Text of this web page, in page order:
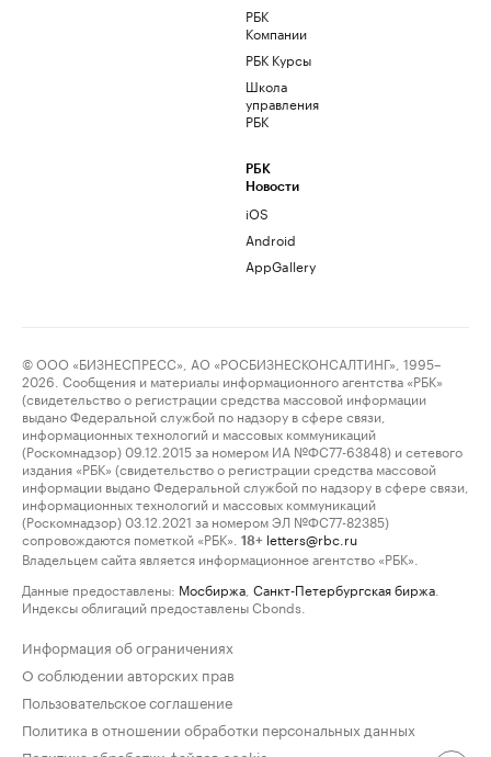
РБК
Компании
РБК Курсы
Школа
управления
РБК
РБК
Новости
iOS
Android
AppGallery
© ООО «БИЗНЕСПРЕСС», АО «РОСБИЗНЕСКОНСАЛТИНГ», 1995–
2026. Сообщения и материалы информационного агентства «РБК»
(свидетельство о регистрации средства массовой информации
выдано Федеральной службой по надзору в сфере связи,
информационных технологий и массовых коммуникаций
(Роскомнадзор) 09.12.2015 за номером ИА №ФС77-63848) и сетевого
издания «РБК» (свидетельство о регистрации средства массовой
информации выдано Федеральной службой по надзору в сфере связи,
информационных технологий и массовых коммуникаций
(Роскомнадзор) 03.12.2021 за номером ЭЛ №ФС77-82385)
сопровождаются пометкой «РБК».
18+ letters@rbc.ru
Владельцем сайта является информационное агентство «РБК».
Данные предоставлены: Мосбиржа Санкт-Петербургская биржа
Индексы облигаций предоставлены Cbonds.
Информация об ограничениях
О соблюдении авторских прав
Пользовательское соглашение
Политика в отношении обработки персональных данных